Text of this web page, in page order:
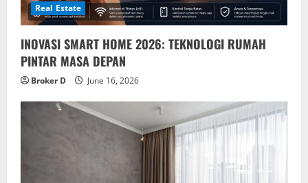
Real Estate
INOVASI SMART HOME 2026: TEKNOLOGI RUMAH
PINTAR MASA DEPAN
Broker D June 16, 2026